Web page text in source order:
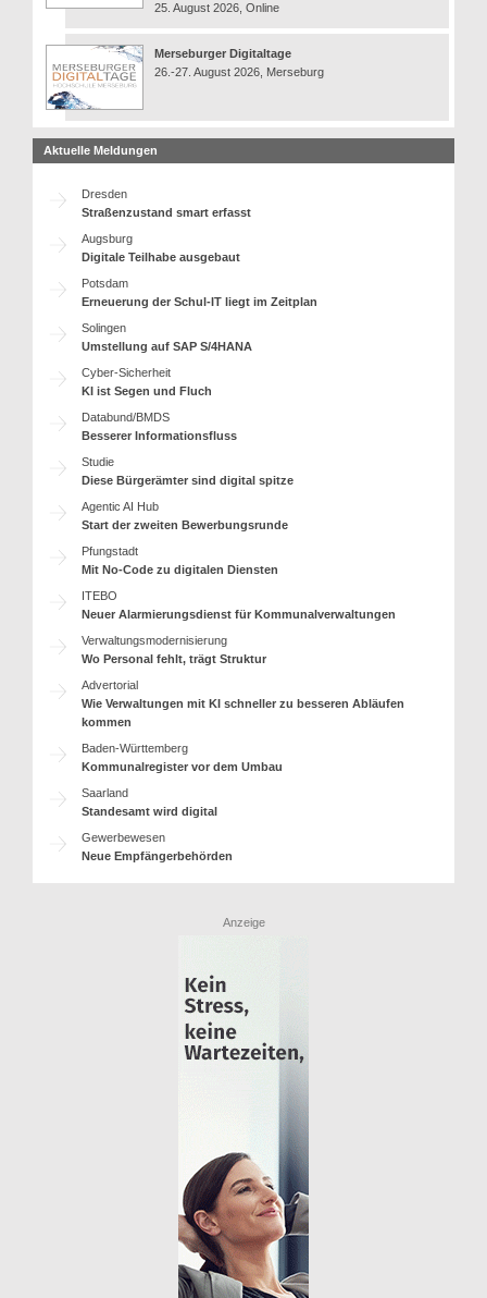
25. August 2026, Online
Merseburger Digitaltage
26.-27. August 2026, Merseburg
Aktuelle Meldungen
Dresden
Straßenzustand smart erfasst
Augsburg
Digitale Teilhabe ausgebaut
Potsdam
Erneuerung der Schul-IT liegt im Zeitplan
Solingen
Umstellung auf SAP S/4HANA
Cyber-Sicherheit
KI ist Segen und Fluch
Databund/BMDS
Besserer Informationsfluss
Studie
Diese Bürgerämter sind digital spitze
Agentic AI Hub
Start der zweiten Bewerbungsrunde
Pfungstadt
Mit No-Code zu digitalen Diensten
ITEBO
Neuer Alarmierungsdienst für Kommunalverwaltungen
Verwaltungsmodernisierung
Wo Personal fehlt, trägt Struktur
Advertorial
Wie Verwaltungen mit KI schneller zu besseren Abläufen
kommen
Baden-Württemberg
Kommunalregister vor dem Umbau
Saarland
Standesamt wird digital
Gewerbewesen
Neue Empfängerbehörden
Anzeige